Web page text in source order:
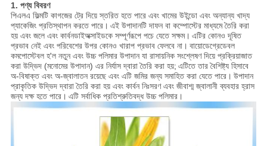
1. পণ্য বিবরণ
পিএলএ ফিল্মটি কাগজের ট্রে দিয়ে স্তরিত হতে পারে এবং খামের উইন্ডো এবং অন্যান্য খাদ্য
প্যাকেজিং প্রতিস্থাপন করতে পারে। এই উপাদানটি দাফন বা কম্পোস্টের মাধ্যমে তৈরি করা
হয় এবং জলে এবং কার্বনডাইঅক্সাইডকে সম্পূর্ণরূপে পচে যেতে সক্ষম। এটির কোনও দূষিত
প্রভাব নেই এবং পরিবেশের উপর কোনও খারাপ প্রভাব ফেলবে না। বায়োডেগ্রেডেবল
কমপোস্টেবল হ'ল নতুন এবং উচ্চ পলিমার উপাদান যা রাসায়নিক সংশ্লেষণ দিয়ে প্রক্রিয়াজাত
করা উদ্ভিদ (মনোমের উপাদান) এর নির্যাস দ্বারা তৈরি করা হয়; এটিতে তার বৈশিষ্ট্য হিসাবে
অ-বিষাক্ত এবং অ-জ্বালাতন রয়েছে এবং এটি জমির জন্য সমাহিত করা যেতে পারে। উপাদান
প্রাকৃতিক উদ্ভিদ দ্বারা তৈরি করা হয় এবং কার্বন নিঃসরণ এবং জীবাশ্ম জ্বালানী ব্যবহার হ্রাস
জন্য দক্ষ হতে পারে। এটি সর্বাধিক প্রতিশ্রুতিবদ্ধ উচ্চ পলিমার।